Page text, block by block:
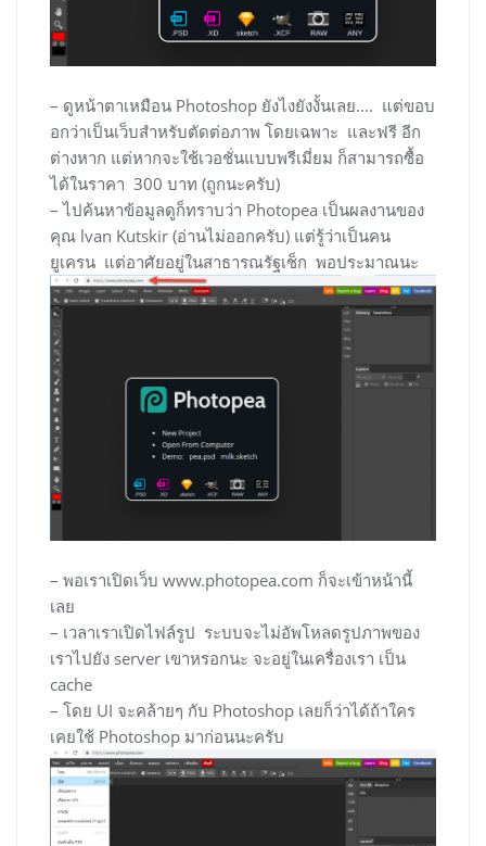
– ดูหน้าตาเหมือน Photoshop ยังไงยังงั้นเลย…. แต่ขอบ
อกว่าเป็นเว็บสำหรับตัดต่อภาพ โดยเฉพาะ และฟรี อีก
ต่างหาก แต่หากจะใช้เวอชั่นแบบพรีเมี่ยม ก็สามารถซื้อ
ได้ในราคา 300 บาท (ถูกนะครับ)
– ไปค้นหาข้อมูลดูก็ทราบว่า Photopea เป็นผลงานของ
คุณ lvan Kutskir (อ่านไม่ออกครับ) แต่รู้ว่าเป็นคน
ยูเครน แต่อาศัยอยู่ในสาธารณรัฐเช็ก พอประมาณนะ
– พอเราเปิดเว็บ www.photopea.com ก็จะเข้าหน้านี้
เลย
– เวลาเราเปิดไฟล์รูป ระบบจะไม่อัพโหลดรูปภาพของ
เราไปยัง server เขาหรอกนะ จะอยู่ในเครื่องเรา เป็น
cache
– โดย UI จะคล้ายๆ กับ Photoshop เลยก็ว่าได้ถ้าใคร
เคยใช้ Photoshop มาก่อนนะครับ